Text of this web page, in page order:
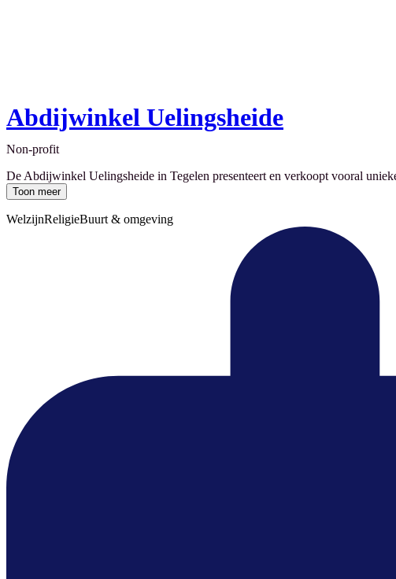
Abdijwinkel Uelingsheide
Non-profit
De Abdijwinkel Uelingsheide in Tegelen presenteert en verkoopt vooral
Toon meer
WelzijnReligieBuurt & omgeving